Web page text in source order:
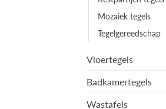
Mozaiek tegels
Tegelgereedschap
Vloertegels
Badkamertegels
Wastafels